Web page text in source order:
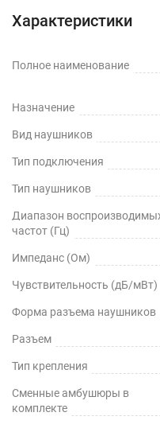
Характеристики
Полное наименование
Назначение
Вид наушников
Тип подключения
Тип наушников
Диапазон
частот (Гц)
Импеданс (Ом)
Чувствительность (дБ/мВт)
Форма разъема наушников
Разъем
Тип крепления
Сменные амбушюры в
комплекте